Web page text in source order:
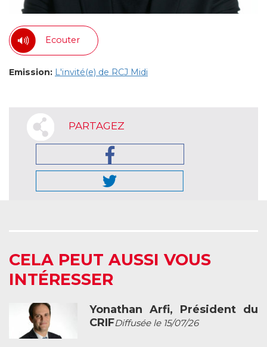
Ecouter
Emission: L'invité(e) de RCJ Midi
PARTAGEZ
CELA PEUT AUSSI VOUS
INTÉRESSER
Yonathan Arfi, Président du
CRIFDiffusée le 15/07/26